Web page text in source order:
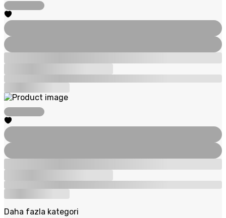
Daha fazla kategori